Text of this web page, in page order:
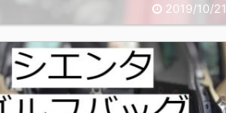
2019/10/21